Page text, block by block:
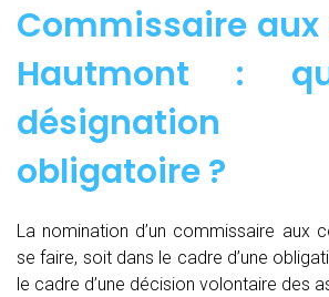
Commissaire
Hautmont :
désignation
obligatoire ?
La nomination d’un commissaire aux
se faire, soit dans le cadre d’une
le cadre d’une décision volontaire des